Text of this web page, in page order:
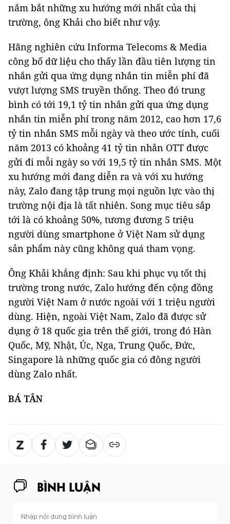
nắm bắt những xu hướng mới nhất của thị
trường, ông Khải cho biết như vậy.
Hãng nghiên cứu Informa Telecoms & Media
công bố dữ liệu cho thấy lần đầu tiên lượng tin
nhắn gửi qua ứng dụng nhắn tin miễn phí đã
vượt lượng SMS truyền thống. Theo đó trung
bình có tới 19,1 tỷ tin nhắn gửi qua ứng dụng
nhắn tin miễn phí trong năm 2012, cao hơn 17,6
tỷ tin nhắn SMS mỗi ngày và theo ước tính, cuối
năm 2013 có khoảng 41 tỷ tin nhắn OTT được
gửi đi mỗi ngày so với 19,5 tỷ tin nhắn SMS. Một
xu hướng mới đang diễn ra và với xu hướng
này, Zalo đang tập trung mọi nguồn lực vào thị
trường nội địa là tất nhiên. Song mục tiêu sắp
tới là có khoảng 50%, tương đương 5 triệu
người dùng smartphone ở Việt Nam sử dụng
sản phẩm này cũng không quá tham vọng.
Ông Khải khẳng định: Sau khi phục vụ tốt thị
trường trong nước, Zalo hướng đến cộng đồng
người Việt Nam ở nước ngoài với 1 triệu người
dùng. Hiện, ngoài Việt Nam, Zalo đã được sử
dụng ở 18 quốc gia trên thế giới, trong đó Hàn
Quốc, Mỹ, Nhật, Úc, Nga, Trung Quốc, Đức,
Singapore là những quốc gia có đông người
dùng Zalo nhất.
BÁ TÂN
BÌNH LUẬN